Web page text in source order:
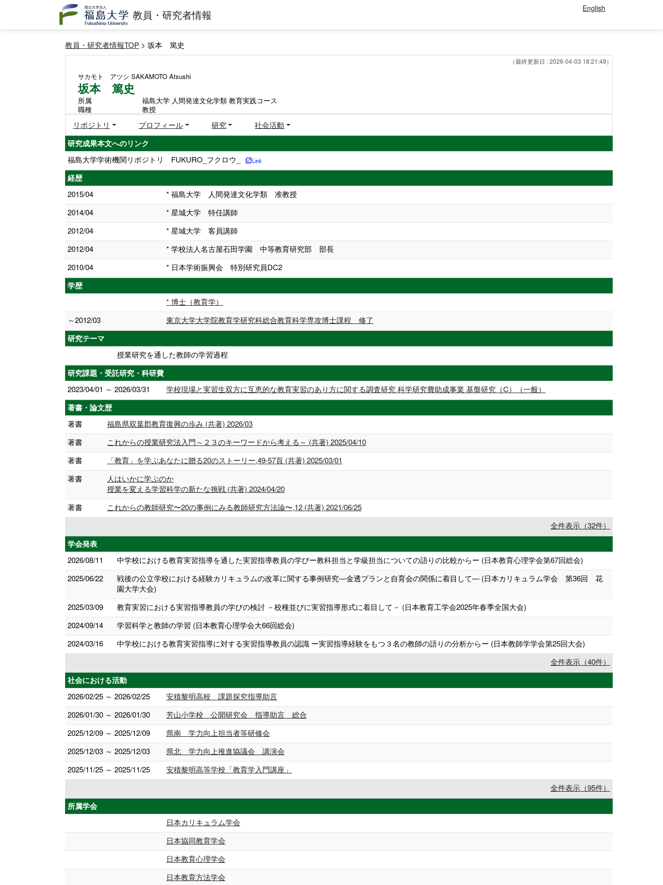
教員・研究者情報 English
教員・研究者情報TOP > 坂本 篤史
（最終更新日 : 2026-04-03 18:21:49）
サカモト アツシ SAKAMOTO Atsushi
坂本 篤史
所属
福島大学 人間発達文化学類 教育実践コース
職種
教授
リポジトリ プロフィール 研究 社会活動
研究成果本文へのリンク
福島大学学術機関リポジトリ FUKURO_フクロウ_
経歴
2015/04
* 福島大学 人間発達文化学類 准教授
2014/04
* 星城大学 特任講師
2012/04
* 星城大学 客員講師
2012/04
* 学校法人名古屋石田学園 中等教育研究部 部長
2010/04
* 日本学術振興会 特別研究員DC2
学歴
* 博士（教育学）
～2012/03
東京大学大学院教育学研究科総合教育科学専攻博士課程 修了
研究テーマ
授業研究を通した教師の学習過程
研究課題・受託研究・科研費
2023/04/01 ～ 2026/03/31 学校現場と実習生双方に互恵的な教育実習のあり方に関する調査研究 科学研究費助成事業 基盤研究（C）（一般）
著書・論文歴
著書
福島県双葉郡教育復興の歩み (共著) 2026/03
著書
これからの授業研究法入門～２３のキーワードから考える～ (共著) 2025/04/10
著書
「教育」を学ぶあなたに贈る20のストーリー,49-57頁 (共著) 2025/03/01
著書
人はいかに学ぶのか
授業を変える学習科学の新たな挑戦 (共著) 2024/04/20
著書
これからの教師研究〜20の事例にみる教師研究方法論〜,12 (共著) 2021/06/25
全件表示（32件）
学会発表
2026/08/11
中学校における教育実習指導を通した実習指導教員の学びー教科担当と学級担当についての語りの比較からー (日本教育心理学会第67回総会)
2025/06/22
戦後の公立学校における経験カリキュラムの改革に関する事例研究―金透プランと自育会の関係に着目して― (日本カリキュラム学会 第36回 花
園大学大会)
2025/03/09
教育実習における実習指導教員の学びの検討 －校種並びに実習指導形式に着目して－ (日本教育工学会2025年春季全国大会)
2024/09/14
学習科学と教師の学習 (日本教育心理学会大66回総会)
2024/03/16
中学校における教育実習指導に対する実習指導教員の認識 ー実習指導経験をもつ３名の教師の語りの分析からー (日本教師学学会第25回大会)
全件表示（40件）
社会における活動
2026/02/25 ～ 2026/02/25
安積黎明高校 課題探究指導助言
2026/01/30 ～ 2026/01/30
芳山小学校 公開研究会 指導助言 総合
2025/12/09 ～ 2025/12/09
県南 学力向上担当者等研修会
2025/12/03 ～ 2025/12/03
県北 学力向上推進協議会 講演会
2025/11/25 ～ 2025/11/25
安積黎明高等学校「教育学入門講座」
全件表示（95件）
所属学会
日本カリキュラム学会
日本協同教育学会
日本教育心理学会
日本教育方法学会